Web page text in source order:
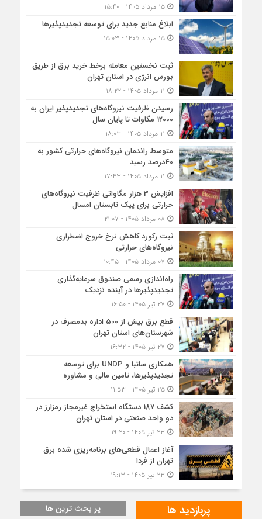
۱۵ مرداد ۱۴۰۵ - ۱۵:۴۰
ابلاغ منابع جدید برای توسعه تجدیدپذیرها
۱۵ مرداد ۱۴۰۵ - ۱۵:۰۳
ثبت نخستین معامله برخط خرید برق از طریق
بورس انرژی در استان تهران
رسیدن ظرفیت نیروگاه‌های تجدیدپذیر ایران به
12000 مگاوات تا پایان سال
متوسط راندمان نیروگاه‌های حرارتی کشور به
40درصد رسید
افزایش 3 هزار مگاواتی ظرفیت نیروگاه‌های
حرارتی برای پیک تابستان امسال
ثبت رکورد کاهش نرخ خروج اضطراری
نیروگاه‌های حرارتی
راه‌اندازی رسمی صندوق سرمایه‌گذاری
تجدیدپذیرها در آینده نزدیک
قطع برق بیش از 500 اداره بدمصرف در
شهرستان‌های استان تهران
همکاری ساتبا و UNDP برای توسعه
تجدیدپذیرها، تامین مالی و مشاوره
۲۵ تیر ۱۴۰۵ - ۱۱:۵۳
کشف 187 دستگاه استخراج غیرمجاز رمزارز در
دو واحد صنعتی در استان تهران
آغاز اعمال قطعی‌های برنامه‌ریزی شده برق
تهران از فردا
پربازدید ها پر بحث ترین ها